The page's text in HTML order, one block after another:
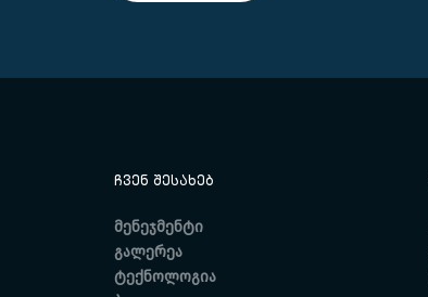
ᲩᲕᲔᲜ ᲨᲔᲡᲐᲮᲔᲑ
მენეჯმენტი
გალერეა
ტექნოლოგია